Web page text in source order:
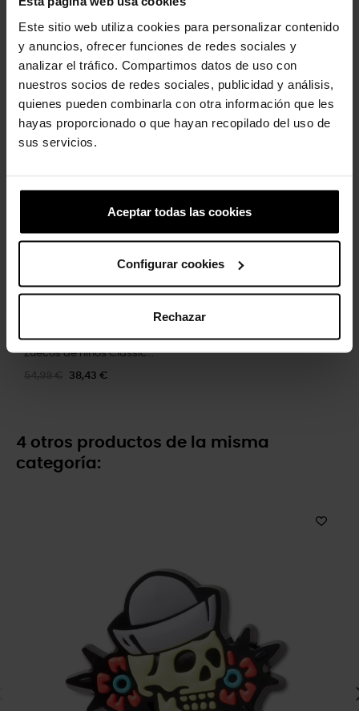
Este sitio web utiliza cookies para personalizar contenido
y anuncios, ofrecer funciones de redes sociales y
analizar el tráfico. Compartimos datos de uso con
nuestros socios de redes sociales, publicidad y análisis,
quienes pueden combinarla con otra información que les
hayas proporcionado o que hayan recopilado del uso de
sus servicios.
Aceptar todas las cookies
Configurar cookies
Rechazar
Letra D
Zuecos de niños Classic...
54,99 € 38,43 €
4 otros productos de la misma
categoría: